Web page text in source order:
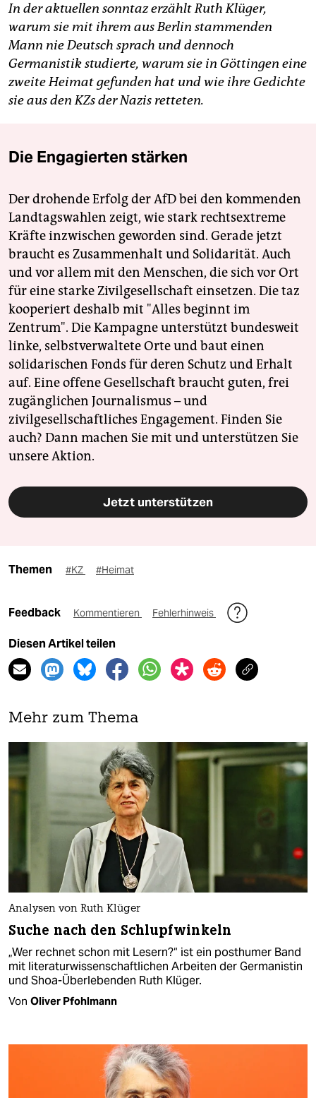
In der aktuellen sonntaz erzählt Ruth Klüger,
warum sie mit ihrem aus Berlin stammenden
Mann nie Deutsch sprach und dennoch
Germanistik studierte, warum sie in Göttingen eine
zweite Heimat gefunden hat und wie ihre Gedichte
sie aus den KZs der Nazis retteten.
Die Engagierten stärken
Der drohende Erfolg der AfD bei den kommenden
Landtagswahlen zeigt, wie stark rechtsextreme
Kräfte inzwischen geworden sind. Gerade jetzt
braucht es Zusammenhalt und Solidarität. Auch
und vor allem mit den Menschen, die sich vor Ort
für eine starke Zivilgesellschaft einsetzen. Die taz
kooperiert deshalb mit "Alles beginnt im
Zentrum". Die Kampagne unterstützt bundesweit
linke, selbstverwaltete Orte und baut einen
solidarischen Fonds für deren Schutz und Erhalt
auf. Eine offene Gesellschaft braucht guten, frei
zugänglichen Journalismus – und
zivilgesellschaftliches Engagement. Finden Sie
auch? Dann machen Sie mit und unterstützen Sie
unsere Aktion.
Jetzt unterstützen
Themen #KZ #Heimat
Feedback Kommentieren Fehlerhinweis
Diesen Artikel teilen
Mehr zum Thema
Analysen von Ruth Klüger
Suche nach den Schlupfwinkeln
„Wer rechnet schon mit Lesern?“ ist ein posthumer Band
mit literaturwissenschaftlichen Arbeiten der Germanistin
und Shoa-Überlebenden Ruth Klüger.
Von Oliver Pfohlmann